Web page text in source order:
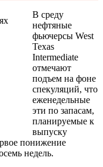
В среду
нефтяные
фьючерсы West
Texas
Intermediate
отмечают
подъем на фоне
спекуляций, что
еженедельные
эти по запасам,
планируемые к
выпуску
понижение
недель.